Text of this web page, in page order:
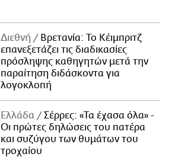
Διεθνή
Βρετανία: Το Κέιμπριτζ
επανεξετάζει τις διαδικασίες
πρόσληψης καθηγητών μετά την
παραίτηση διδάσκοντα για
λογοκλοπή
Ελλάδα
Σέρρες: «Τα έχασα όλα» -
Οι πρώτες δηλώσεις του πατέρα
και συζύγου των θυμάτων του
τροχαίου